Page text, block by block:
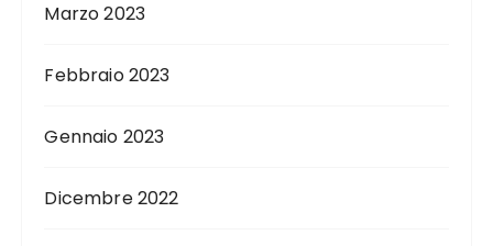
Marzo 2023
Febbraio 2023
Gennaio 2023
Dicembre 2022